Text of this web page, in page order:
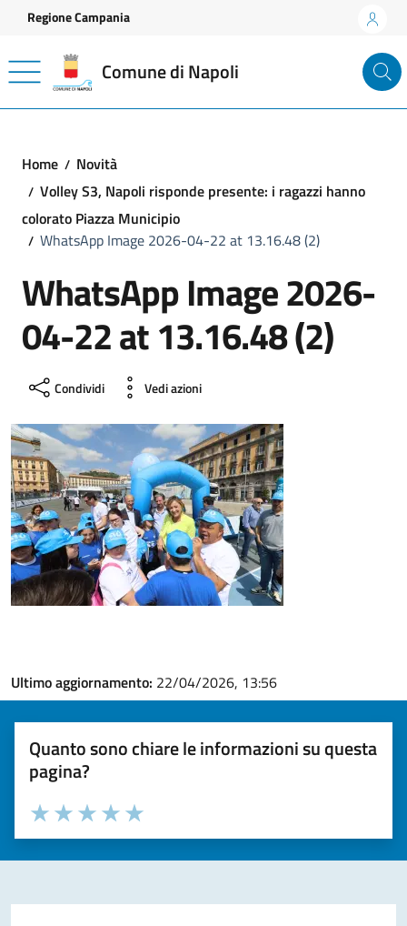
Vai ai contenuti
Vai al footer
Regione Campania
Comune di Napoli
Home
Novità
Volley S3, Napoli risponde presente: i ragazzi hanno
colorato Piazza Municipio
WhatsApp Image 2026-04-22 at 13.16.48 (2)
WhatsApp Image 2026-
04-22 at 13.16.48 (2)
Condividi Vedi azioni
Ultimo aggiornamento: 22/04/2026, 13:56
Quanto sono chiare le informazioni su questa
pagina?
Valuta la chiarezza delle informazioni (da 1 a 5 stelle)
Seleziona il numero di stelle per valutare la chiarezza delle
Valuta 5 stelle su 5
Valuta 4 stelle su 5
Valuta 3 stelle su 5
Valuta 2 stelle su 5
Valuta 1 stelle su 5